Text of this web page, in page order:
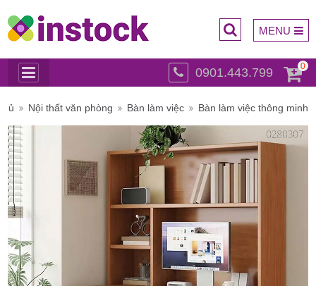
0901.443.799 0
MENU
Trụ sở
chính:
Nội thất văn phòng Bàn làm việc Bàn làm việc thông minh